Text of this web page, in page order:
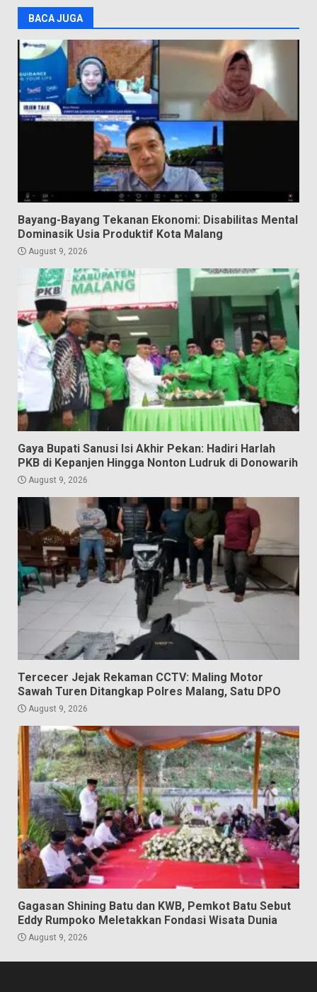
BACA JUGA
Bayang-Bayang Tekanan Ekonomi: Disabilitas Mental
Dominasik Usia Produktif Kota Malang
August 9, 2026
Gaya Bupati Sanusi Isi Akhir Pekan: Hadiri Harlah
PKB di Kepanjen Hingga Nonton Ludruk di Donowarih
August 9, 2026
Tercecer Jejak Rekaman CCTV: Maling Motor
Sawah Turen Ditangkap Polres Malang, Satu DPO
August 9, 2026
Gagasan Shining Batu dan KWB, Pemkot Batu Sebut
Eddy Rumpoko Meletakkan Fondasi Wisata Dunia
August 9, 2026